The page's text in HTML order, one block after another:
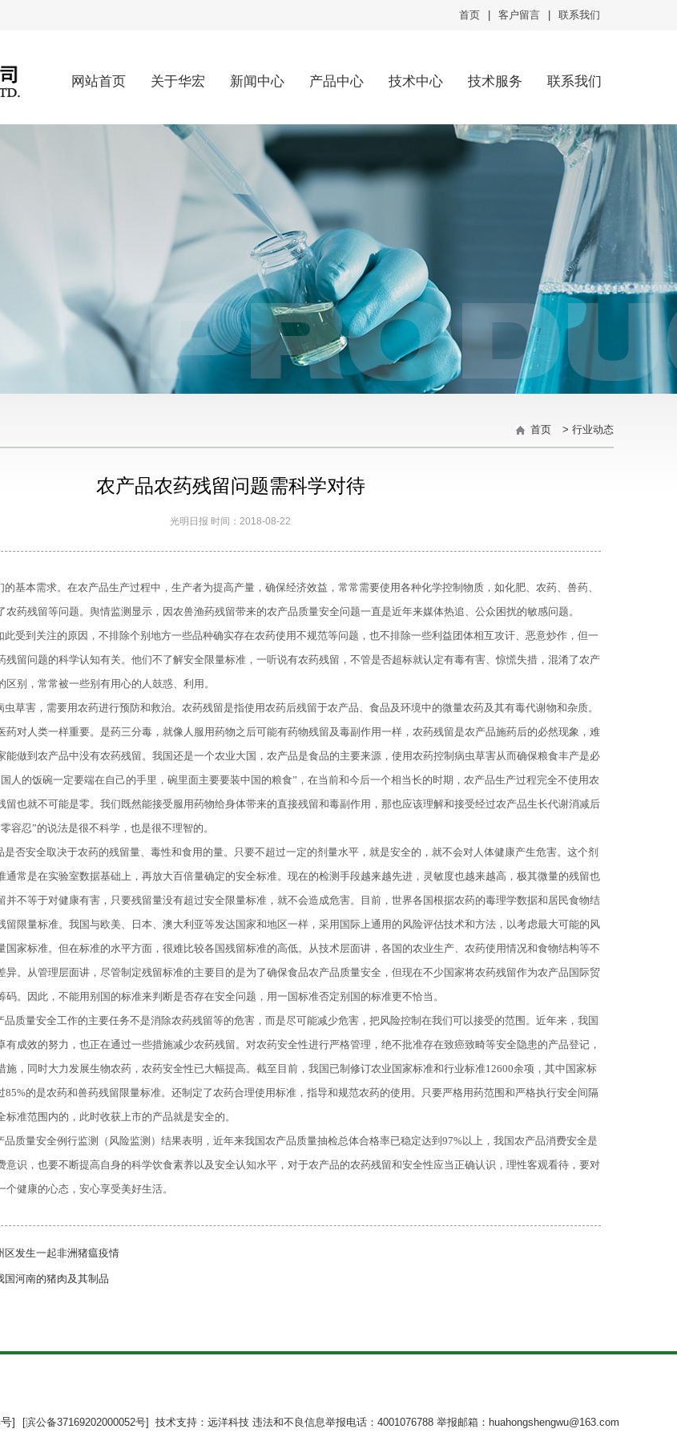
首页 客户留言 联系我们
网站首页 关于华宏 新闻中心 产品中心 技术中心 技术服务 联系我们
首页 > 行业动态
农产品农药残留问题需科学对待
光明日报 时间：2018-08-22
基本需求。在农产品生产过程中，生产者为提高产量，确保经济效益，常常需要使用各种化学控制物质，如化肥、农药、兽药、
药残留等问题。舆情监测显示，因农兽渔药残留带来的农产品质量安全问题一直是近年来媒体热追、公众困扰的敏感问题。
受到关注的原因，不排除个别地方一些品种确实存在农药使用不规范等问题，也不排除一些利益团体相互攻讦、恶意炒作，但一
残留问题的科学认知有关。他们不了解安全限量标准，一听说有农药残留，不管是否超标就认定有毒有害、惊慌失措，混淆了农产
别，常常被一些别有用心的人鼓惑、利用。
草害，需要用农药进行预防和救治。农药残留是指使用农药后残留于农产品、食品及环境中的微量农药及其有毒代谢物和杂质。
药对人类一样重要。是药三分毒，就像人服用药物之后可能有药物残留及毒副作用一样，农药残留是农产品施药后的必然现象，难
能做到农产品中没有农药残留。我国还是一个农业大国，农产品是食品的主要来源，使用农药控制病虫草害从而确保粮食丰产是必
人的饭碗一定要端在自己的手里，碗里面主要要装中国的粮食”，在当前和今后一个相当长的时期，农产品生产过程完全不使用农
留也就不可能是零。我们既然能接受服用药物给身体带来的直接残留和毒副作用，那也应该理解和接受经过农产品生长代谢消减后
容忍”的说法是很不科学，也是很不理智的。
否安全取决于农药的残留量、毒性和食用的量。只要不超过一定的剂量水平，就是安全的，就不会对人体健康产生危害。这个剂
通常是在实验室数据基础上，再放大百倍量确定的安全标准。现在的检测手段越来越先进，灵敏度也越来越高，极其微量的残留也
并不等于对健康有害，只要残留量没有超过安全限量标准，就不会造成危害。目前，世界各国根据农药的毒理学数据和居民食物结
留限量标准。我国与欧美、日本、澳大利亚等发达国家和地区一样，采用国际上通用的风险评估技术和方法，以考虑最大可能的风
国家标准。但在标准的水平方面，很难比较各国残留标准的高低。从技术层面讲，各国的农业生产、农药使用情况和食物结构等不
异。从管理层面讲，尽管制定残留标准的主要目的是为了确保食品农产品质量安全，但现在不少国家将农药残留作为农产品国际贸
。因此，不能用别国的标准来判断是否存在安全问题，用一国标准否定别国的标准更不恰当。
品质量安全工作的主要任务不是消除农药残留等的危害，而是尽可能减少危害，把风险控制在我们可以接受的范围。近年来，我国
有成效的努力，也正在通过一些措施减少农药残留。对农药安全性进行严格管理，绝不批准存在致癌致畸等安全隐患的产品登记，
施，同时大力发展生物农药，农药安全性已大幅提高。截至目前，我国已制修订农业国家标准和行业标准12600余项，其中国家标
85%的是农药和兽药残留限量标准。还制定了农药合理使用标准，指导和规范农药的使用。只要严格用药范围和严格执行安全间隔
准范围内的，此时收获上市的产品就是安全的。
质量安全例行监测（风险监测）结果表明，近年来我国农产品质量抽检总体合格率已稳定达到97%以上，我国农产品消费安全是
意识，也要不断提高自身的科学饮食素养以及安全认知水平，对于农产品的农药残留和安全性应当正确认识，理性客观看待，要对
健康的心态，安心享受美好生活。
发生一起非洲猪瘟疫情
河南的猪肉及其制品
] [滨公备37169202000052号] 技术支持：远洋科技 违法和不良信息举报电话：4001076788 举报邮箱：huahongshengwu@163.com